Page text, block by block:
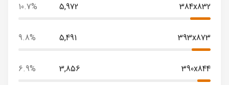
384x832
5,972
10.7%
393x873
5,491
9.8%
390x844
3,856
6.9%